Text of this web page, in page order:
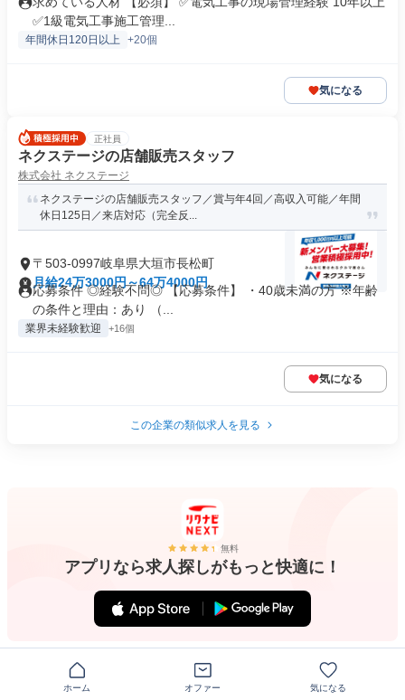
✅1級電気工事施工管理...
年間休日120日以上 +20個
気になる
正社員
ネクステージの店舗販売スタッフ
株式会社 ネクステージ
ネクステージの店舗販売スタッフ／賞与年4回／高収入可能／年間
休日125日／来店対応（完全反...
〒503-0997岐阜県大垣市長松町
月給24万3000円～64万4000円
応募条件 ◎経験不問◎ 【応募条件】 ・40歳未満の方 ※年齢
の条件と理由：あり （...
業界未経験歓迎 +16個
気になる
この企業の類似求人を見る
無料
アプリなら求人探しがもっと快適に！
注目のキーワード
ホーム オファー 気になる